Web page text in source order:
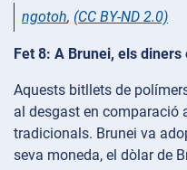
ngotoh, (CC BY-ND 2.0)
Fet 8: A Brunei, els
Aquests bitllets de
al desgast en comparació
tradicionals. Brunei va
seva moneda, el dòlar de